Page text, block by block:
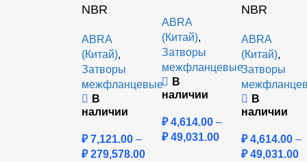
NBR
ABRA
(Китай),
Затворы
межфланцевые
В
наличии
₽7,121.00 –
₽279,578.00
ABRA
(Китай),
Затворы
межфланцевые
В
наличии
₽4,614.00 –
₽49,031.00
NBR
ABRA
(Китай),
Затворы
В
наличии
₽4,614.00 –
₽49,031.00